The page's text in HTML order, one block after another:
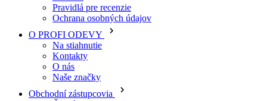
O PROFI ODEVY
Na stiahnutie
Kontakty
O nás
Naše značky
Obchodní zástupcovia
Česká republika
Slovensko - Monika Lažová